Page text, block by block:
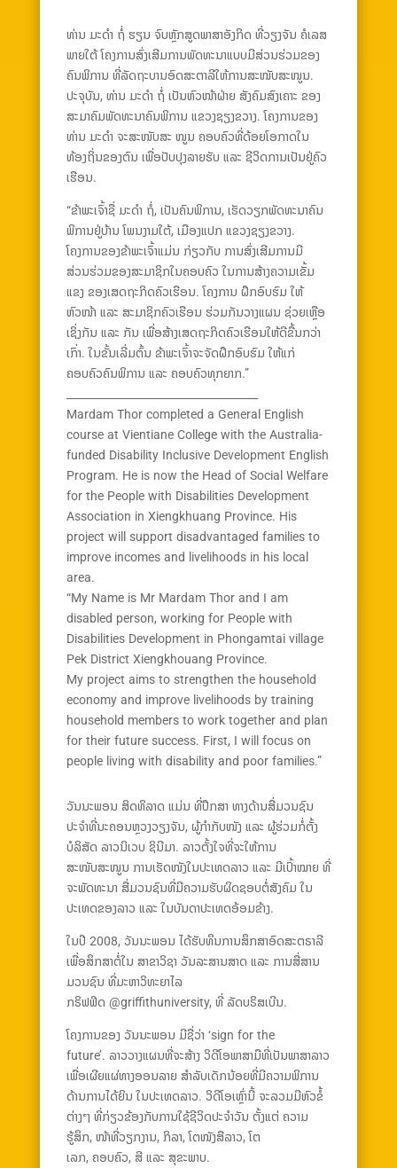
ທ່ານ ມະດຳ ຖໍ່ ຮຽນ ຈົບຫຼັກສູດພາສາອັງກິດ ທີ່ວຽງຈັນ ຄໍເລສ
ພາຍໃຕ້ ໂຄງການສົ່ງເສີມການພັດທະນາແບບມີສ່ວນຮ່ວມຂອງ
ຄົນພິການ ທີ່ລັດຖະບານອົດສະຕາລີໃຫ້ການສະໜັບສະໜູນ.
ປະຈຸບັນ, ທ່ານ ມະດຳ ຖໍ່ ເປັນຫົວໜ້າຝ່າຍ ສັງຄົມສົງເຄາະ ຂອງ
ສະມາຄົມພັດທະນາຄົນພິການ ແຂວງຊຽງຂວາງ. ໂຄງການຂອງ
ທ່ານ ມະດຳ ຈະສະໜັບສະ ໜູນ ຄອບຄົວທີ່ດ້ອຍໂອກາດໃນ
ທ້ອງຖິ່ນຂອງຕົນ ເພື່ອປັບປຸງລາຍຮັບ ແລະ ຊີວິດການເປັນຢູ່ຄົວ
ເຮືອນ.
“ຂ້າພະເຈົ້າຊື່ ມະດຳ ຖໍ່, ເປັນຄົນພິການ, ເຮັດວຽກພັດທະນາຄົນ
ພິການຢູ່ບ້ານ ໂພນງາມໃຕ້, ເມືອງແປກ ແຂວງຊຽງຂວາງ.
ໂຄງການຂອງຂ້າພະເຈົ້າແມ່ນ ກ່ຽວກັບ ການສົ່ງເສີມການມີ
ສ່ວນຮ່ວມຂອງສະມາຊິກໃນຄອບຄົວ ໃນການສ້າງຄວາມເຂັ້ມ
ແຂງ ຂອງເສດຖະກິດຄົວເຮືອນ. ໂຄງການ ຝຶກອົບຮົມ ໃຫ້
ຫົວໜ້າ ແລະ ສະມາຊິກຄົວເຮືອນ ຮ່ວມກັນວາງແຜນ ຊ່ວຍເຫຼືອ
ເຊິ່ງກັນ ແລະ ກັນ ເພື່ອສ້າງເສດຖະກິດຄົວເຮືອນໃຫ້ດີຂື້ນກວ່າ
ເກົ່າ. ໃນຂັ້ນເລີ່ມຕົ້ນ ຂ້າພະເຈົ້າຈະຈັດຝຶກອົບຮົມ ໃຫ້ແກ່
ຄອບຄົວຄົນພິການ ແລະ ຄອບຄົວທຸກຍາກ.”
____________________________________
Mardam Thor completed a General English
course at Vientiane College with the Australia-
funded Disability Inclusive Development English
Program. He is now the Head of Social Welfare
for the People with Disabilities Development
Association in Xiengkhuang Province. His
project will support disadvantaged families to
improve incomes and livelihoods in his local
area.
“My Name is Mr Mardam Thor and I am
disabled person, working for People with
Disabilities Development in Phongamtai village
Pek District Xiengkhouang Province.
My project aims to strengthen the household
economy and improve livelihoods by training
household members to work together and plan
for their future success. First, I will focus on
people living with disability and poor families.”
ວັນນະພອນ ສິດທິລາດ ແມ່ນ ທີ່ປຶກສາ ທາງດ້ານສື່ມວນຊົນ
ປະຈຳທີ່ນະຄອນຫຼວງວຽງຈັນ, ຜູ້ກຳກັບໜັງ ແລະ ຜູ້ຮ່ວມກໍ່ຕັ້ງ
ບໍລິສັດ ລາວນິເວບ ຊິນີມາ. ລາວຕັ້ງໃຈທີ່ຈະໃຫ້ການ
ສະໜັບສະໜູນ ການເຮັດໜັງໃນປະເທດລາວ ແລະ ມີເປົ້າໝາຍ ທີ່
ຈະພັດທະນາ ສື່ມວນຊົນທີ່ມີຄວາມຮັບຜິດຊອບຕໍ່ສັງຄົມ ໃນ
ປະເທດຂອງລາວ ແລະ ໃນບັນດາປະເທດອ້ອມຂ້າງ.
ໃນປີ 2008, ວັນນະພອນ ໄດ້ຮັບທຶນການສຶກສາອົດສະຕຣາລີ
ເພື່ອສຶກສາຕໍ່ໃນ ສາຂາວິຊາ ວັນລະສານສາດ ແລະ ການສື່ສານ
ມວນຊົນ ທີ່ມະຫາວິທະຍາໄລ
ກຣິຟຟິດ @griffithuniversity, ທີ່ ລັດບຣິສເບີນ.
ໂຄງການຂອງ ວັນນະພອນ ມີຊື່ວ່າ ‘sign for the
future’. ລາວວາງແຜນທີ່ຈະສ້າງ ວິດີໂອພາສາມືທີ່ເປັນພາສາລາວ
ເພື່ອເຜີຍແຜ່ທາງອອນລາຍ ສຳລັບເດັກນ້ອຍທີ່ມີຄວາມພິການ
ດ້ານການໄດ້ຍິນ ໃນປະເທດລາວ. ວິດີໂອເຫຼົ່ານີ້ ຈະລວມມີຫົວຂໍ້
ຕ່າງໆ ທີ່ກ່ຽວຂ້ອງກັບການໃຊ້ຊີວິດປະຈຳວັນ ຕັ້ງແຕ່ ຄວາມ
ຮູ້ສຶກ, ໜ້າທີ່ວຽກງານ, ກິລາ, ໂຕໜັງສືລາວ, ໂຕ
ເລກ, ຄອບຄົວ, ສີ ແລະ ສຸຂະພາບ.